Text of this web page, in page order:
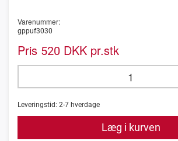
Varenummer:
gppuf3030
Pris 520 DKK pr.stk
Leveringstid: 2-7 hverdage
Læg i kurven